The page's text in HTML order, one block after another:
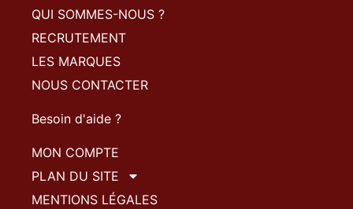
QUI SOMMES-NOUS ?
RECRUTEMENT
LES MARQUES
NOUS CONTACTER
Besoin d'aide ?
MON COMPTE
PLAN DU SITE
MENTIONS LÉGALES